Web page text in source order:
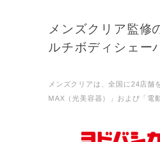
メンズクリア監修
ルチボディシェー
メンズクリアは、全国に24店舗
MAX（光美容器）」および「電